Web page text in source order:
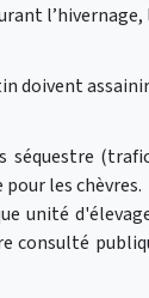
doivent
les chèvres.
unité
consulté